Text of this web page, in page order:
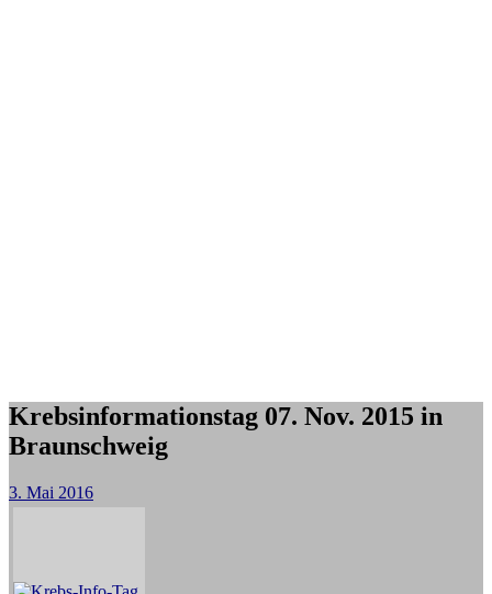
Krebsinformationstag 07. Nov. 2015 in
Braunschweig
3. Mai 2016